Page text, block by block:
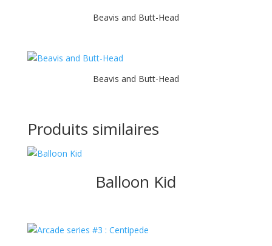
Beavis and Butt-Head
Beavis and Butt-Head
Produits similaires
Balloon Kid